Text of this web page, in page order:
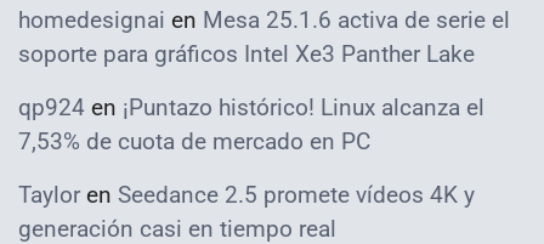
homedesignai en Mesa 25.1.6 activa de serie el
soporte para gráficos Intel Xe3 Panther Lake
qp924 en ¡Puntazo histórico! Linux alcanza el
7,53% de cuota de mercado en PC
Taylor en Seedance 2.5 promete vídeos 4K y
generación casi en tiempo real